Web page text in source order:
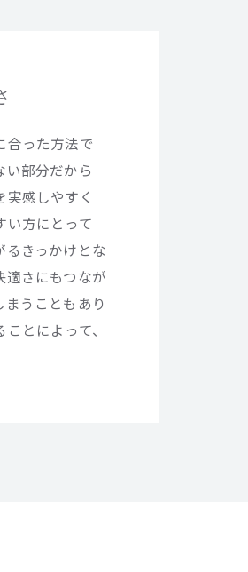
合った方法で
い部分だから
感しやすく
い方にとって
るきっかけとな
適さにもつなが
うこともあり
とによって、